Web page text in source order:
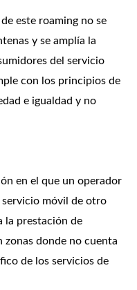
este roaming no se
y se amplía la
del servicio
con los principios de
e igualdad y no
en el que un operador
servicio móvil de otro
la prestación de
zonas donde no cuenta
de los servicios de